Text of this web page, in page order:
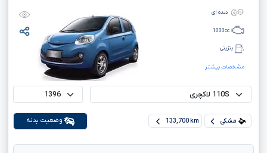
مشخصات بیشتر
دنده ای
1000cc
بنزینی
مشکی 133,700 km وضعیت بدنه